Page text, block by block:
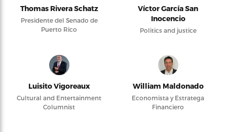
Thomas Rivera Schatz
Presidente del Senado de
Puerto Rico
Víctor García San
Inocencio
Politics and justice
Luisito Vigoreaux
Cultural and Entertainment
Columnist
William Maldonado
Economista y Estratega
Financiero